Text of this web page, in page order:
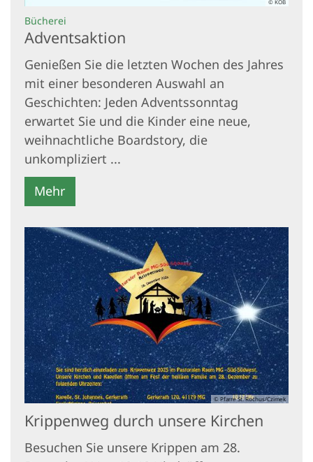
© KÖB
Bücherei
Adventsaktion
Genießen Sie die letzten Wochen des Jahres
mit einer besonderen Auswahl an
Geschichten: Jeden Adventssonntag
erwartet Sie und die Kinder eine neue,
weihnachtliche Boardstory, die
unkompliziert ...
Mehr
© Pfarre St. Rochus/Czimek
Krippenweg durch unsere Kirchen
Besuchen Sie unsere Krippen am 28.